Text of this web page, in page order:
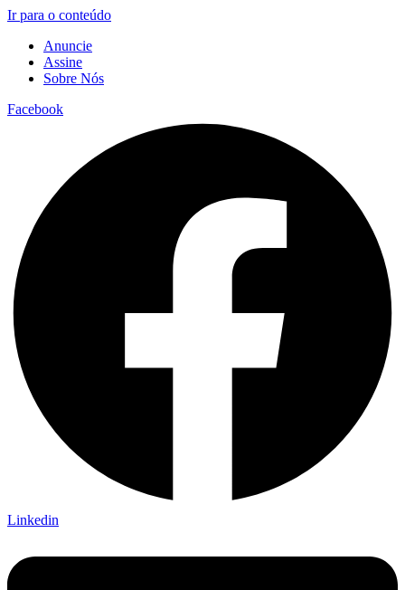
Ir para o conteúdo
Anuncie
Assine
Sobre Nós
Facebook
Linkedin